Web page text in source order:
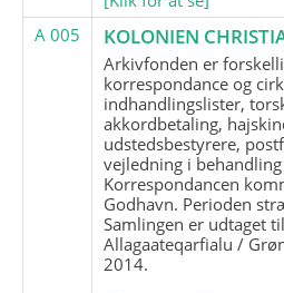
A 005
KOLONIEN
Arkivfonden er
korrespondance og
indhandlingslister,
akkordbetaling,
udstedsbestyrere,
vejledning i
Korrespondancen
Godhavn. Perioden
Samlingen er udtaget
Allagaateqarfialu /
2014.